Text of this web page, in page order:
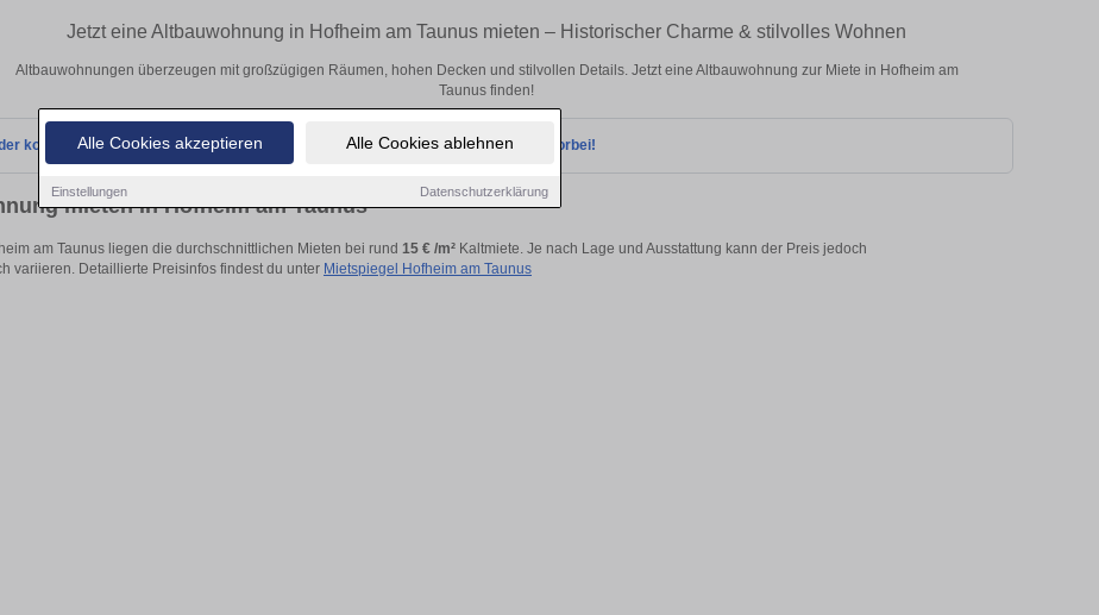
Alle Cookies akzeptieren Alle Cookies ablehnen
Einstellungen Datenschutzerklärung
Jetzt eine Altbauwohnung in Hofheim am Taunus mieten – Historischer Charme & stilvolles Wohnen
Altbauwohnungen überzeugen mit großzügigen Räumen, hohen Decken und stilvollen Details. Jetzt eine Altbauwohnung zur Miete in Hofheim am
Taunus finden!
konnten wir derzeit keine passenden Objekte finden. Schauen Sie bald wieder vorbei!
mieten in Hofheim am Taunus
am Taunus liegen die durchschnittlichen Mieten bei rund 15 € /m² Kaltmiete. Je nach Lage und Ausstattung kann der Preis jedoch
variieren. Detaillierte Preisinfos findest du unter Mietspiegel Hofheim am Taunus